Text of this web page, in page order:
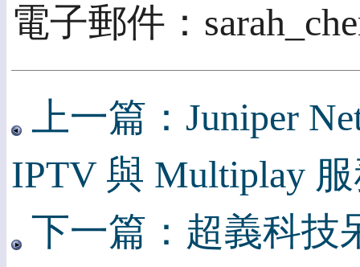
電子郵件：
上一篇：Juniper
IPTV 與 Multiplay
下一篇：超義科技